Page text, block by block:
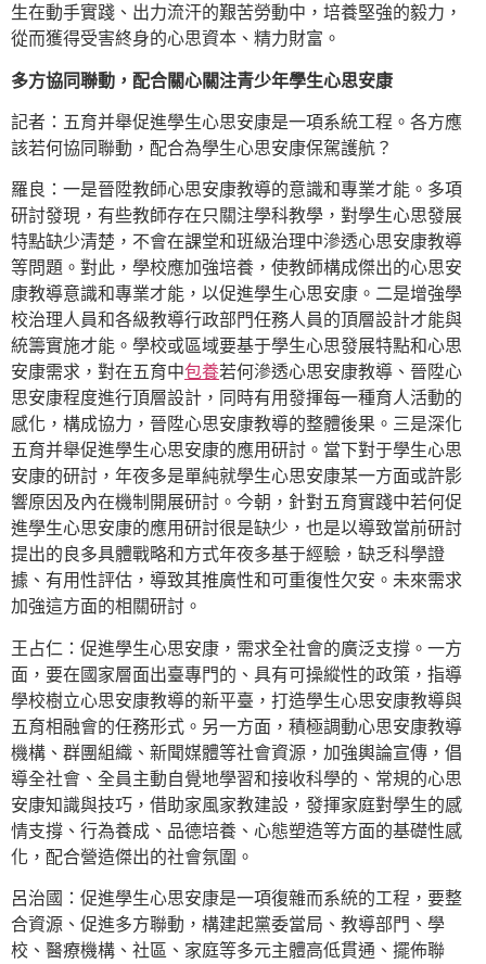
生在動手實踐、出力流汗的艱苦勞動中，培養堅強的毅力，
從而獲得受害終身的心思資本、精力財富。
多方協同聯動，配合關心關注青少年學生心思安康
記者：五育并舉促進學生心思安康是一項系統工程。各方應
該若何協同聯動，配合為學生心思安康保駕護航？
羅良：一是晉陞教師心思安康教導的意識和專業才能。多項
研討發現，有些教師存在只關注學科教學，對學生心思發展
特點缺少清楚，不會在課堂和班級治理中滲透心思安康教導
等問題。對此，學校應加強培養，使教師構成傑出的心思安
康教導意識和專業才能，以促進學生心思安康。二是增強學
校治理人員和各級教導行政部門任務人員的頂層設計才能與
統籌實施才能。學校或區域要基于學生心思發展特點和心思
安康需求，對在五育中包養若何滲透心思安康教導、晉陞心
思安康程度進行頂層設計，同時有用發揮每一種育人活動的
感化，構成協力，晉陞心思安康教導的整體後果。三是深化
五育并舉促進學生心思安康的應用研討。當下對于學生心思
安康的研討，年夜多是單純就學生心思安康某一方面或許影
響原因及內在機制開展研討。今朝，針對五育實踐中若何促
進學生心思安康的應用研討很是缺少，也是以導致當前研討
提出的良多具體戰略和方式年夜多基于經驗，缺乏科學證
據、有用性評估，導致其推廣性和可重復性欠安。未來需求
加強這方面的相關研討。
王占仁：促進學生心思安康，需求全社會的廣泛支撐。一方
面，要在國家層面出臺專門的、具有可操縱性的政策，指導
學校樹立心思安康教導的新平臺，打造學生心思安康教導與
五育相融會的任務形式。另一方面，積極調動心思安康教導
機構、群團組織、新聞媒體等社會資源，加強輿論宣傳，倡
導全社會、全員主動自覺地學習和接收科學的、常規的心思
安康知識與技巧，借助家風家教建設，發揮家庭對學生的感
情支撐、行為養成、品德培養、心態塑造等方面的基礎性感
化，配合營造傑出的社會氛圍。
呂治國：促進學生心思安康是一項復雜而系統的工程，要整
合資源、促進多方聯動，構建起黨委當局、教導部門、學
校、醫療機構、社區、家庭等多元主體高低貫通、擺佈聯